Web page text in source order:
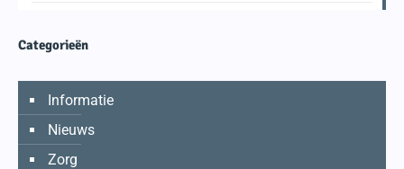
Categorieën
Informatie
Nieuws
Zorg